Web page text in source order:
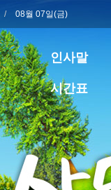
08월 07일(금)
인사말
시간표